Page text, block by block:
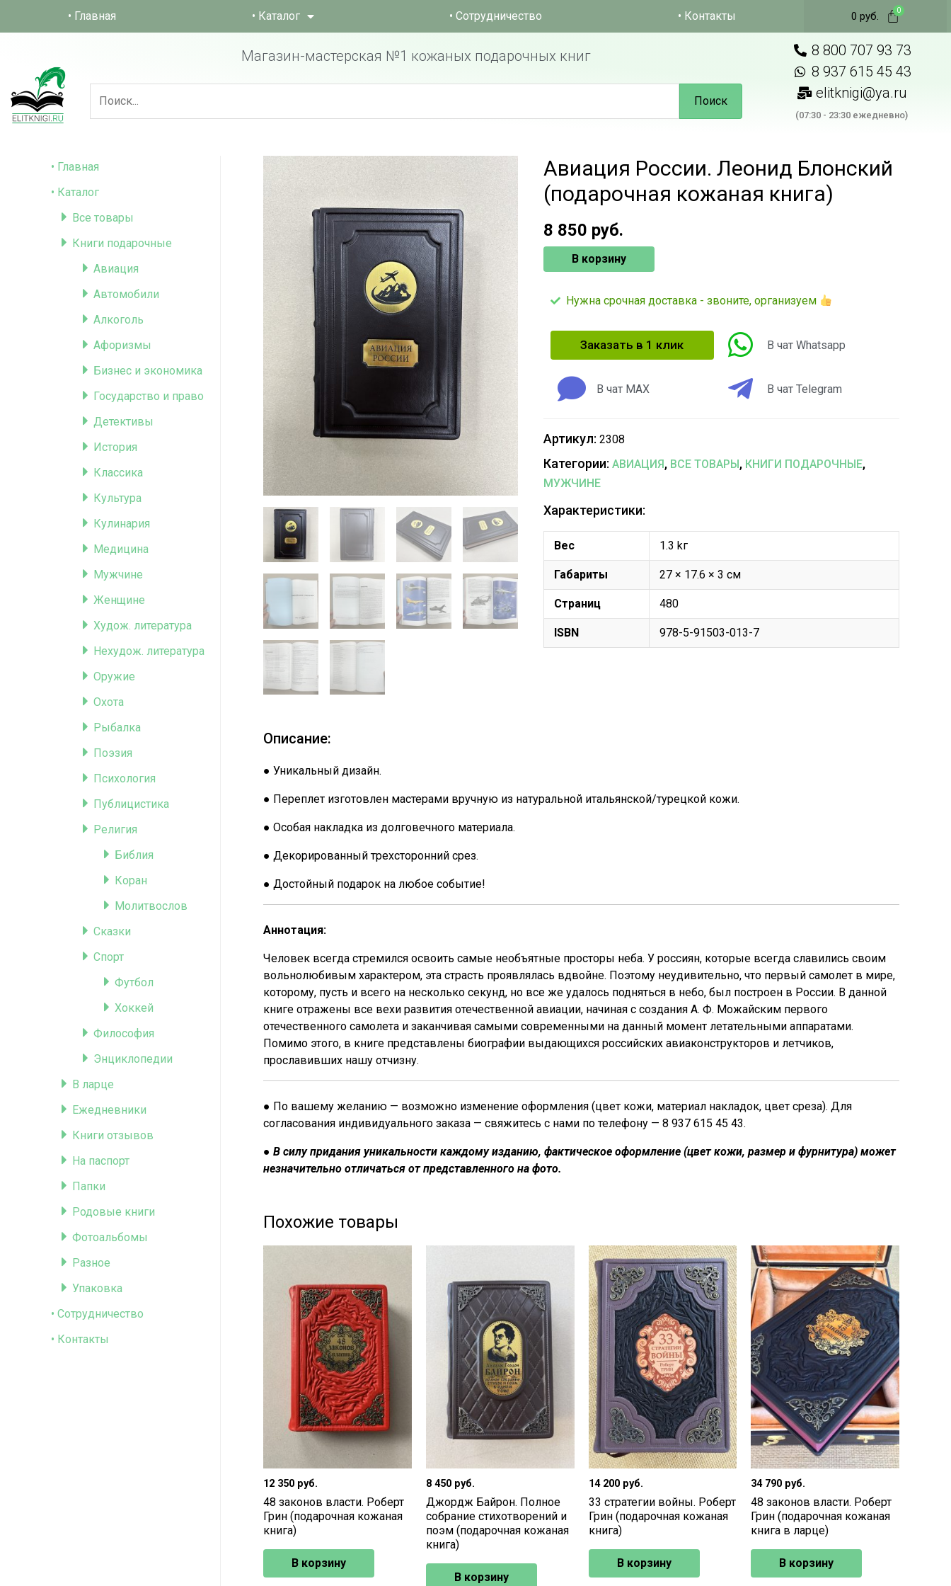
• Главная • Каталог • Сотрудничество • Контакты 0 руб.
Магазин-мастерская №1 кожаных подарочных книг
Поиск
8 800 707 93 73
8 937 615 45 43
elitknigi@ya.ru
(07:30 - 23:30 ежедневно)
• Главная
• Каталог
Все товары
Книги подарочные
Авиация
Автомобили
Алкоголь
Афоризмы
Бизнес и экономика
Государство и право
Детективы
История
Классика
Культура
Кулинария
Медицина
Мужчине
Женщине
Худож. литература
Нехудож. литература
Оружие
Охота
Рыбалка
Поэзия
Психология
Публицистика
Религия
Библия
Коран
Молитвослов
Сказки
Спорт
Футбол
Хоккей
Философия
Энциклопедии
В ларце
Ежедневники
Книги отзывов
На паспорт
Папки
Родовые книги
Фотоальбомы
Разное
Упаковка
• Сотрудничество
• Контакты
Авиация России. Леонид Блонский
(подарочная кожаная книга)
8 850 руб.
В корзину
Нужна срочная доставка - звоните, организуем
Заказать в 1 клик В чат Whatsapp
В чат MAX В чат Telegram
Артикул: 2308
Категории: АВИАЦИЯ , ВСЕ ТОВАРЫ , КНИГИ ПОДАРОЧНЫЕ,
МУЖЧИНЕ
Характеристики:
Вес 1.3 kг
Габариты 27 × 17.6 × 3 см
Страниц 480
ISBN 978-5-91503-013-7
Описание:
● Уникальный дизайн.
● Переплет изготовлен мастерами вручную из натуральной итальянской/турецкой кожи.
● Особая накладка из долговечного материала.
● Декорированный трехсторонний срез.
● Достойный подарок на любое событие!
Аннотация:
Человек всегда стремился освоить самые необъятные просторы неба. У россиян, которые всегда славились своим
вольнолюбивым характером, эта страсть проявлялась вдвойне. Поэтому неудивительно, что первый самолет в мире,
которому, пусть и всего на несколько секунд, но все же удалось подняться в небо, был построен в России. В данной
книге отражены все вехи развития отечественной авиации, начиная с создания А. Ф. Можайским первого
отечественного самолета и заканчивая самыми современными на данный момент летательными аппаратами.
Помимо этого, в книге представлены биографии выдающихся российских авиаконструкторов и летчиков,
прославивших нашу отчизну.
● По вашему желанию — возможно изменение оформления (цвет кожи, материал накладок, цвет среза). Для
согласования индивидуального заказа — свяжитесь с нами по телефону — 8 937 615 45 43.
● В силу придания уникальности каждому изданию, фактическое оформление (цвет кожи, размер и фурнитура) может
незначительно отличаться от представленного на фото.
Похожие товары
12 350 руб.
48 законов власти. Роберт
Грин (подарочная кожаная
книга)
В корзину
8 450 руб.
Джордж Байрон. Полное
собрание стихотворений и
поэм (подарочная кожаная
книга)
В корзину
14 200 руб.
33 стратегии войны. Роберт
Грин (подарочная кожаная
книга)
В корзину
34 790 руб.
48 законов власти. Роберт
Грин (подарочная кожаная
книга в ларце)
В корзину